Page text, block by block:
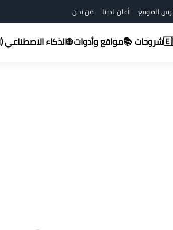
الموقع أعلن لدينا من نحن
شروحات 📚مواقع وأدوات 🌐الذكاء الاصطناعي (AI) 🤖